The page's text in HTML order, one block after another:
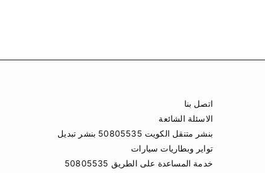
اتصل بنا
الاسئلة الشائعة
بنشر متنقل الكويت 50805535 بنشر تبديل
تواير وبطاريات سيارات
خدمة المساعدة على الطريق 50805535